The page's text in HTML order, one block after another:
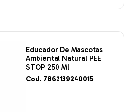
Educador De Mascotas
Ambiental Natural PEE
STOP 250 Ml
Cod. 7862139240015